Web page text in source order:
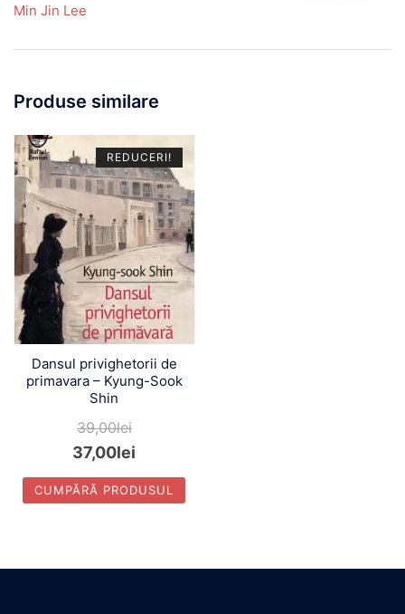
Min Jin Lee
Produse similare
REDUCERI!
Dansul privighetorii de
primavara – Kyung-Sook
Shin
39,00lei
37,00lei
CUMPĂRĂ PRODUSUL